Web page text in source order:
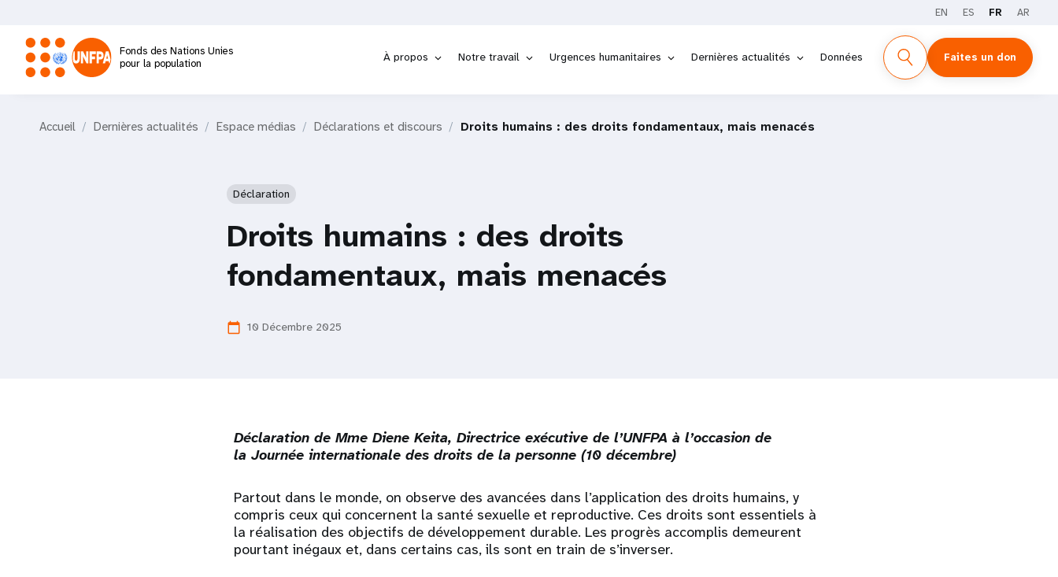
contenu
principal
EN ES FR AR
Fonds des Nations Unies
pour la population
À propos Notre travail Urgences humanitaires Dernières actualités Données Faites un don
Accueil Dernières actualités Espace médias Déclarations et discours Droits humains : des droits fondamentaux, mais menacés
Déclaration
Droits humains : des droits
fondamentaux, mais menacés
calendar_today 10 Décembre 2025
Déclaration de Mme Diene Keita, Directrice exécutive de l’UNFPA à l’occasion de
la Journée internationale des droits de la personne (10 décembre)
Partout dans le monde, on observe des avancées dans l’application des droits humains, y
compris ceux qui concernent la santé sexuelle et reproductive. Ces droits sont essentiels à
la réalisation des objectifs de développement durable. Les progrès accomplis demeurent
pourtant inégaux et, dans certains cas, ils sont en train de s’inverser.